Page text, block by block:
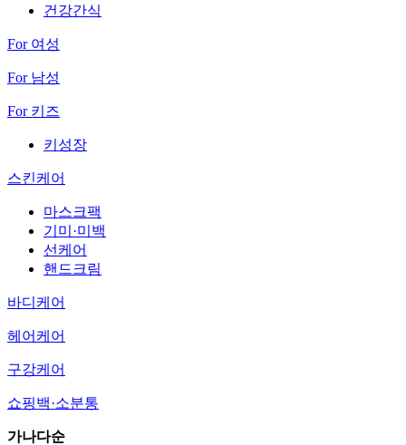
건강간식
For 여성
For 남성
For 키즈
키성장
스킨케어
마스크팩
기미·미백
선케어
핸드크림
바디케어
헤어케어
구강케어
쇼핑백·소분통
가나다순